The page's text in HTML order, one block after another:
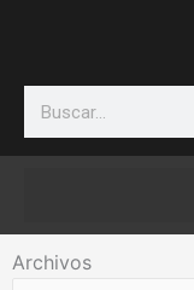
Search
Archivos
Archivos